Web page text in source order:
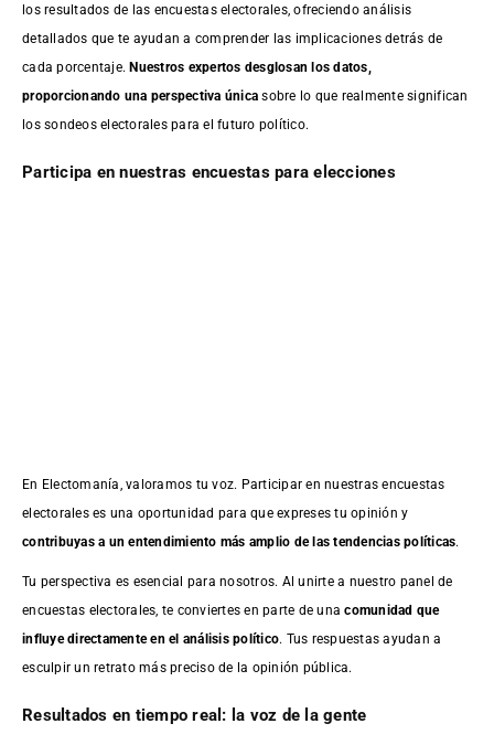
los resultados de las encuestas electorales, ofreciendo análisis
detallados que te ayudan a comprender las implicaciones detrás de
cada porcentaje.Nuestros expertos desglosan los datos,
proporcionando una perspectiva única sobre lo que realmente significan
los sondeos electorales para el futuro político.
Participa en nuestras encuestas para elecciones
En Electomanía, valoramos tu voz. Participar en nuestras encuestas
electorales es una oportunidad para que expreses tu opinión y
contribuyas a un entendimiento más amplio de las tendencias políticas.
Tu perspectiva es esencial para nosotros. Al unirte a nuestro panel de
encuestas electorales, te conviertes en parte de unacomunidad que
influye directamente en el análisis político. Tus respuestas ayudan a
esculpir un retrato más preciso de la opinión pública.
Resultados en tiempo real: la voz de la gente